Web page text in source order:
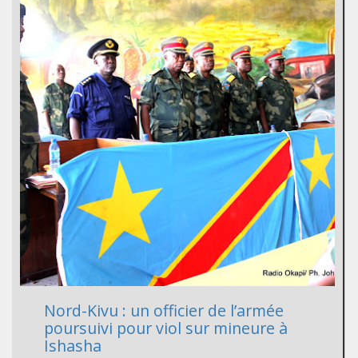
Nord-Kivu : un officier de l’armée
poursuivi pour viol sur mineure à
Ishasha